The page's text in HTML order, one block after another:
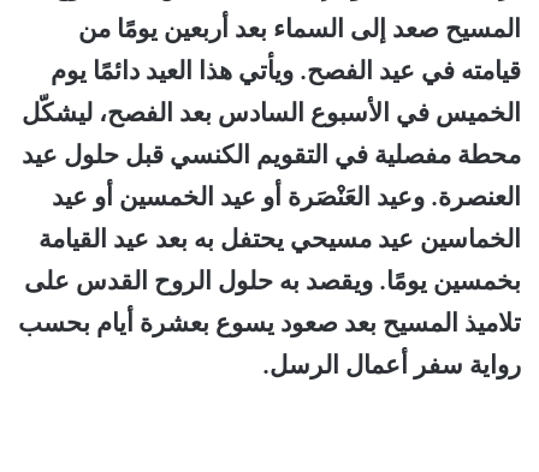
المسيح صعد إلى السماء بعد أربعين يومًا من
قيامته في عيد الفصح. ويأتي هذا العيد دائمًا يوم
الخميس في الأسبوع السادس بعد الفصح، ليشكّل
محطة مفصلية في التقويم الكنسي قبل حلول عيد
العنصرة. وعيد العَنْصَرة أو عيد الخمسين أو عيد
الخماسين عيد مسيحي يحتفل به بعد عيد القيامة
بخمسين يومًا. ويقصد به حلول الروح القدس على
تلاميذ المسيح بعد صعود يسوع بعشرة أيام بحسب
رواية سفر أعمال الرسل.